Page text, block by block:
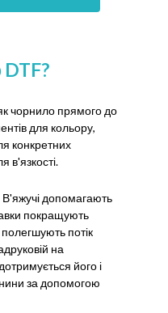
чорнило прямого до
для кольору,
конкретних
в'язкості.
В'яжучі допомагають
покращують
потік
на
його і
за допомогою